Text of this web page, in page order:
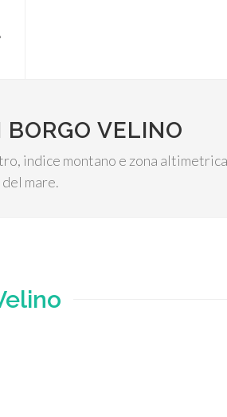
VELINO
indice montano e zona
mare.